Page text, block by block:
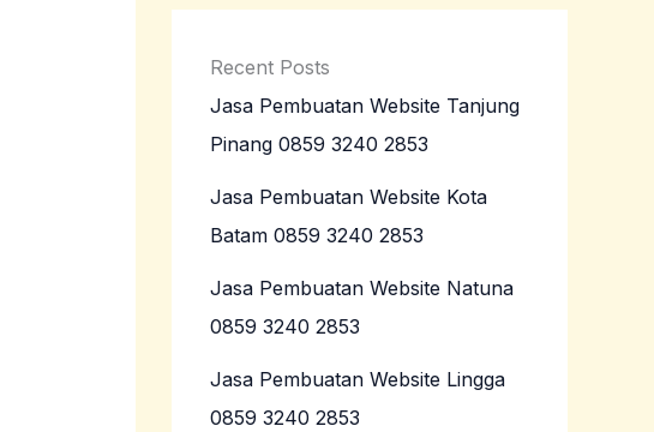
Recent Posts
Jasa Pembuatan Website Tanjung
Pinang 0859 3240 2853
Jasa Pembuatan Website Kota
Batam 0859 3240 2853
Jasa Pembuatan Website Natuna
0859 3240 2853
Jasa Pembuatan Website Lingga
0859 3240 2853